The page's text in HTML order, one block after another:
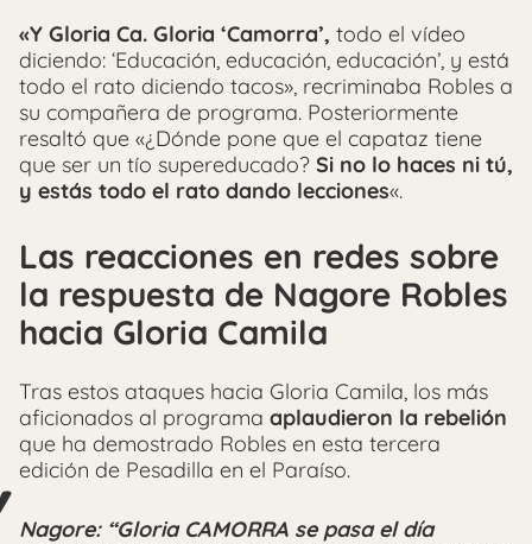
«Y Gloria Ca. Gloria ‘Camorra’, todo el vídeo
diciendo: ‘Educación, educación, educación’, y está
todo el rato diciendo tacos», recriminaba Robles a
su compañera de programa. Posteriormente
resaltó que «¿Dónde pone que el capataz tiene
que ser un tío supereducado? Si no lo haces ni tú,
y estás todo el rato dando lecciones«.
Las reacciones en redes sobre
la respuesta de Nagore Robles
hacia Gloria Camila
Tras estos ataques hacia Gloria Camila, los más
aficionados al programa aplaudieron la rebelión
que ha demostrado Robles en esta tercera
edición de Pesadilla en el Paraíso.
Nagore: “Gloria CAMORRA se pasa el día